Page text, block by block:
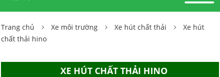
Trang chủ Xe môi trường Xe hút chất thải
Xe hút
chất thải hino
XE HÚT CHẤT THẢI HINO